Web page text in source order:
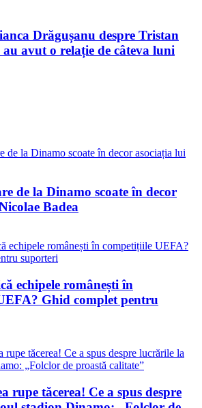
Drăgușanu despre Tristan
au avut o relație de câteva luni
de la Dinamo scoate în decor
Badea
echipele românești în
Ghid complet pentru
rupe tăcerea! Ce a spus despre